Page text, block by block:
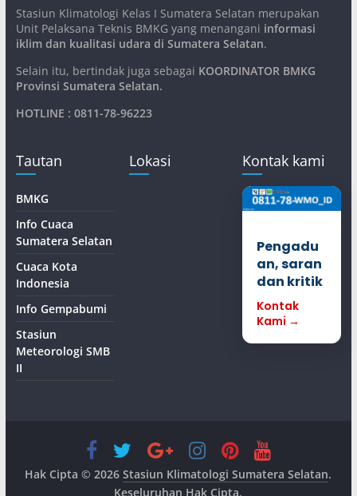
Stasiun Klimatologi Kelas I Sumatera Selatan merupakan
Unit Pelaksana Teknis BMKG yang menangani informasi
iklim dan kualitasi udara di Sumatera Selatan.
Selain itu, bertindak juga sebagai KOORDINATOR BMKG
Provinsi Sumatera Selatan.
HOTLINE : 0811-78-96223
Tautan
BMKG
Info Cuaca
Sumatera Selatan
Cuaca Kota
Indonesia
Info Gempabumi
Stasiun
Meteorologi SMB
II
Lokasi Kontak kami
Pengadu
an, saran
dan kritik
Kontak
Kami →
Hak Cipta © 2026Stasiun Klimatologi Sumatera Selatan.
Keseluruhan Hak Cipta.